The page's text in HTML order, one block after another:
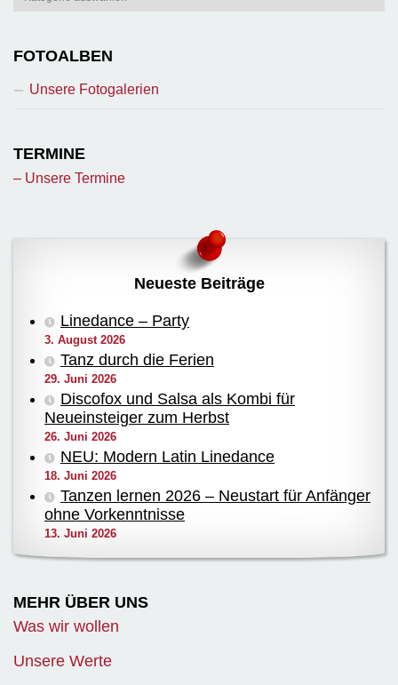
FOTOALBEN
Unsere Fotogalerien
TERMINE
– Unsere Termine
Neueste Beiträge
Linedance – Party
3. August 2026
Tanz durch die Ferien
29. Juni 2026
Discofox und Salsa als Kombi für
Neueinsteiger zum Herbst
26. Juni 2026
NEU: Modern Latin Linedance
18. Juni 2026
Tanzen lernen 2026 – Neustart für Anfänger
ohne Vorkenntnisse
13. Juni 2026
MEHR ÜBER UNS
Was wir wollen
Unsere Werte